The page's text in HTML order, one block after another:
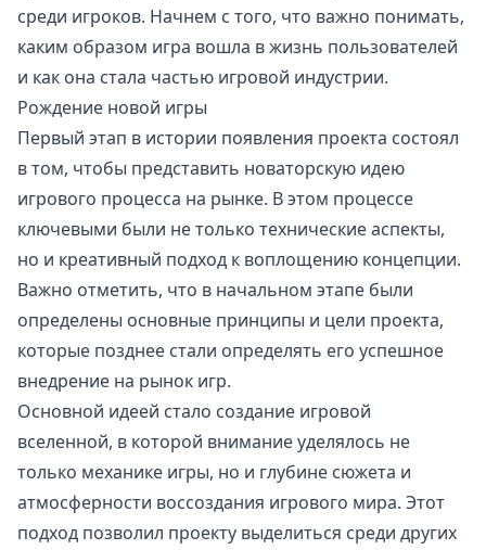
среди игроков. Начнем с того, что важно понимать,
каким образом игра вошла в жизнь пользователей
и как она стала частью игровой индустрии.
Рождение новой игры
Первый этап в истории появления проекта состоял
в том, чтобы представить новаторскую идею
игрового процесса на рынке. В этом процессе
ключевыми были не только технические аспекты,
но и креативный подход к воплощению концепции.
Важно отметить, что в начальном этапе были
определены основные принципы и цели проекта,
которые позднее стали определять его успешное
внедрение на рынок игр.
Основной идеей стало создание игровой
вселенной, в которой внимание уделялось не
только механике игры, но и глубине сюжета и
атмосферности воссоздания игрового мира. Этот
подход позволил проекту выделиться среди других